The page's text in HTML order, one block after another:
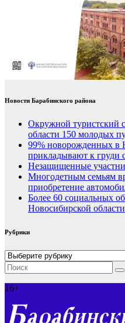
Новости Барабинского района
Окружной туристский
области 150 молодых
99% новорожденных в
прикладывают к груди
Незащищенные
Многодетным семьям
приобретение
Более 60 социальных
Новосибирской
Рубрики
Рубрики
16+